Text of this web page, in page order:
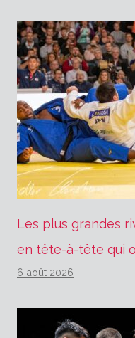
Les plus grandes
en tête-à-tête qui
6 août 2026